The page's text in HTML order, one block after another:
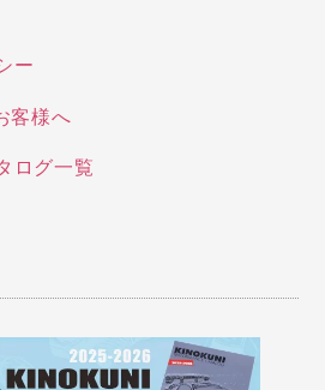
ー
客様へ
ログ一覧